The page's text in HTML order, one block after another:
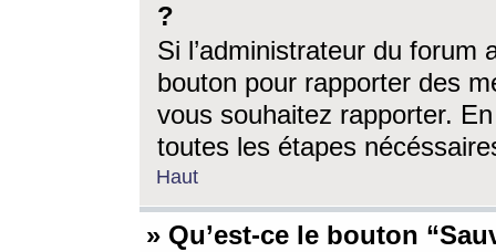
?
Si l’administrateur du forum
bouton pour rapporter des
vous souhaitez rapporter.
toutes les étapes
Haut
» Qu’est-ce le bouton